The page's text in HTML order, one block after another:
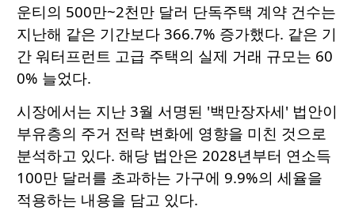
운티의 500만~2천만 달러 단독주택 계약 건수는
지난해 같은 기간보다 366.7% 증가했다. 같은 기
간 워터프런트 고급 주택의 실제 거래 규모는 60
0% 늘었다.
시장에서는 지난 3월 서명된 '백만장자세' 법안이
부유층의 주거 전략 변화에 영향을 미친 것으로
분석하고 있다. 해당 법안은 2028년부터 연소득
100만 달러를 초과하는 가구에 9.9%의 세율을
적용하는 내용을 담고 있다.